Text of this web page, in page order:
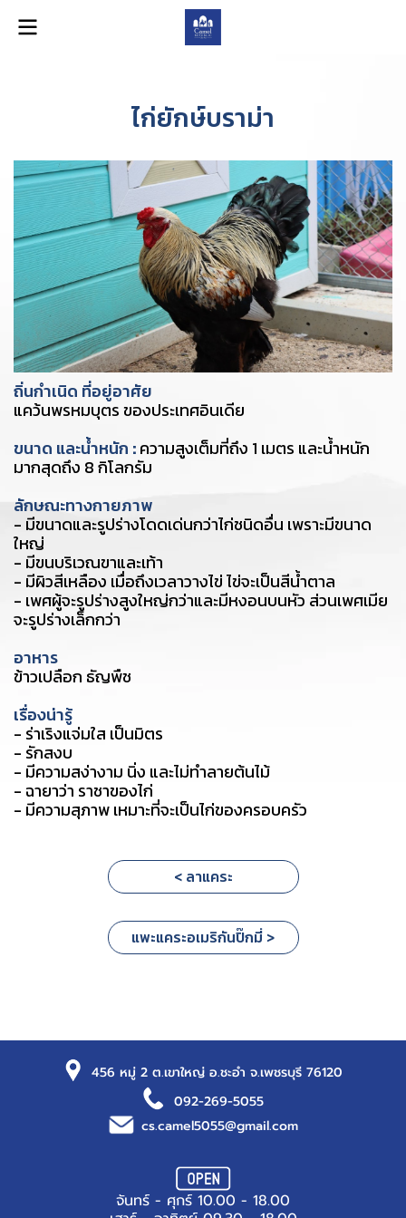
ไก่ยักษ์บราม่า
ถิ่นกำเนิด ที่อยู่อาศัย
แคว้นพรหมบุตร ของประเทศอินเดีย
ขนาด และน้ำหนัก :ความสูงเต็มที่ถึง 1 เมตร และน้ำหนัก
มากสุดถึง 8 กิโลกรัม
ลักษณะทางกายภาพ
- มีขนาดและรูปร่างโดดเด่นกว่าไก่ชนิดอื่น เพราะมีขนาด
ใหญ่
- มีขนบริเวณขาและเท้า
- มีผิวสีเหลือง เมื่อถึงเวลาวางไข่ ไข่จะเป็นสีน้ำตาล
- เพศผู้จะรูปร่างสูงใหญ่กว่าและมีหงอนบนหัว ส่วนเพศเมีย
จะรูปร่างเล็กกว่า
อาหาร
ข้าวเปลือก ธัญพืช
เรื่องน่ารู้
- ร่าเริงแจ่มใส เป็นมิตร
- รักสงบ
- มีความสง่างาม นิ่ง และไม่ทำลายต้นไม้
- ฉายาว่า ราชาของไก่
- มีความสุภาพ เหมาะที่จะเป็นไก่ของครอบครัว
< ลาแคระ
แพะแคระอเมริกันปิ๊กมี่ >
456 หมู่ 2 ต.เขาใหญ่ อ.ชะอำ จ.เพชรบุรี 76120
092-269-5055
cs.camel5055@gmail.com
จันทร์ - ศุกร์ 10.00 - 18.00